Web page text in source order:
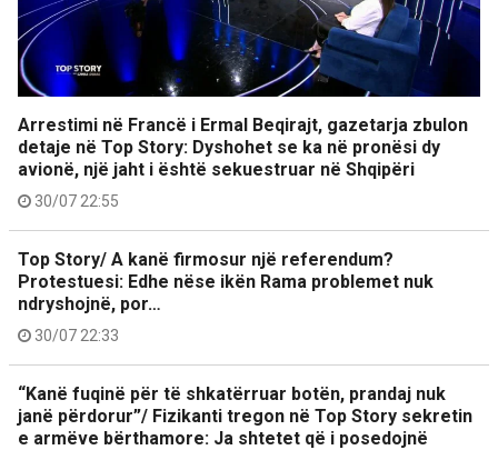
Arrestimi në Francë i Ermal Beqirajt, gazetarja zbulon
detaje në Top Story: Dyshohet se ka në pronësi dy
avionë, një jaht i është sekuestruar në Shqipëri
30/07 22:55
Top Story/ A kanë firmosur një referendum?
Protestuesi: Edhe nëse ikën Rama problemet nuk
ndryshojnë, por…
30/07 22:33
“Kanë fuqinë për të shkatërruar botën, prandaj nuk
janë përdorur”/ Fizikanti tregon në Top Story sekretin
e armëve bërthamore: Ja shtetet që i posedojnë